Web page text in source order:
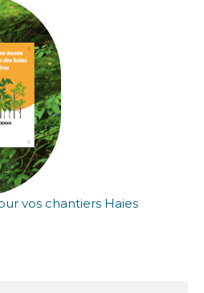
vos chantiers Haies